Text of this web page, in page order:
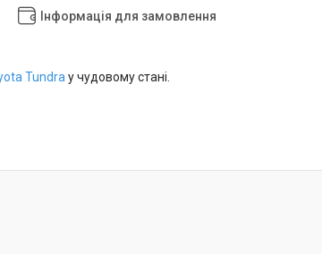
Інформація для замовлення
Tundra у чудовому стані.